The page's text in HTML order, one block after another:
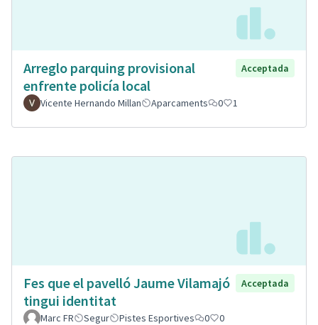
Arreglo parquing provisional
enfrente policía local
Acceptada
Vicente Hernando Millan Aparcaments 0 1
Fes que el pavelló Jaume Vilamajó
tingui identitat
Acceptada
Marc FR Segur Pistes Esportives 0 0